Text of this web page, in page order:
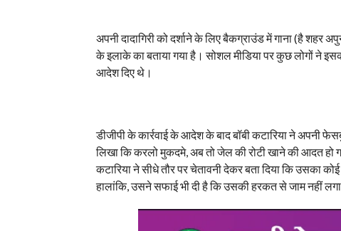
अपनी दादागिरी को दर्शाने के लिए बैकग्राउंड में गाना (है
के इलाके का बताया गया है। सोशल मीडिया पर कुछ लोगों ने
आदेश दिए थे।
डीजीपी के कार्रवाई के आदेश के बाद बॉबी कटारिया ने अपनी
लिखा कि करलो मुकदमे, अब तो जेल की रोटी खाने की आदत हो
कटारिया ने सीधे तौर पर चेतावनी देकर बता दिया कि उसका
हालांकि, उसने सफाई भी दी है कि उसकी हरकत से जाम नहीं